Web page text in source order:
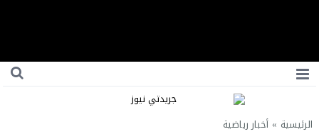
الرئيسية » أخبار رياضية